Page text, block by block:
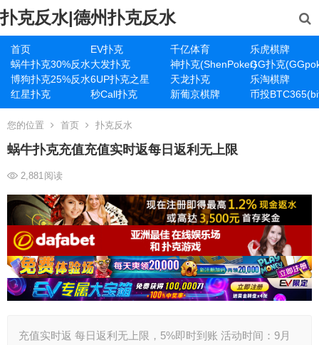
扑克反水|德州扑克反水
首页 EV扑克 千亿体育
乐虎棋牌
蜗牛扑克30%反水大发扑克 神扑克(ShenPoker)GG扑克
博狗扑克25%反水6UP扑克之星 天龙扑克
乐淘棋牌
红星扑克
秒Call扑克 新葡京棋牌 币投
您的位置 首页 扑克反水
蜗牛扑克充值充值实时返每日返利无上限
2,881阅读
充值实时返 每日返利无上限，5%即时到账 活动时间：9月